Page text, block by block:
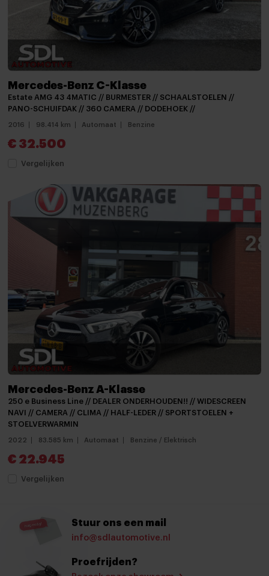
Spraakbediening
Stuurwiel multifunctioneel
Airco
Airco met elektronische regeling
Aluminium interieur afwerking
Armsteun voor
Bestuurdersstoel in hoogte verstelbaar
Binnenspiegel automatisch dimmend
Cruise control
Cruisecontrol
Elektrische handrem
Hoofdsteunen achter
Keyless start
keyless start
Lederen stuurwiel
Lederen versnellingspook
Passagiersstoel in hoogte verstelbaar
Regensensor
Sportstuur
Stoelverwarming
Stuurbekrachtiging
Stuur verstelbaar
Mercedes-Benz C-Klasse
Estate AMG 43 4MATIC // BURMESTER // SCHAALSTOELEN //
PANO-SCHUIFDAK // 360 CAMERA // DODEHOEK //
2016 98.414 km Automaat Benzine
€ 32.500
Vergelijken
Mercedes-Benz A-Klasse
250 e Business Line // DEALER ONDERHOUDEN!! // WIDESCREEN
NAVI // CAMERA // CLIMA // HALF-LEDER // SPORTSTOELEN +
STOELVERWARMIN
2022 83.585 km Automaat Benzine / Elektrisch
€ 22.945
Vergelijken
Stuur ons een mail
info@sdlautomotive.nl
Proefrijden?